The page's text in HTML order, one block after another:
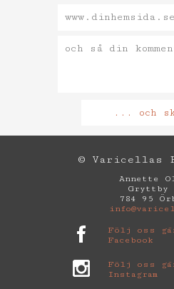
... och
© Varicellas
Annette
Gryttby
784 95
Följ oss
Facebook
Följ oss
Instagram